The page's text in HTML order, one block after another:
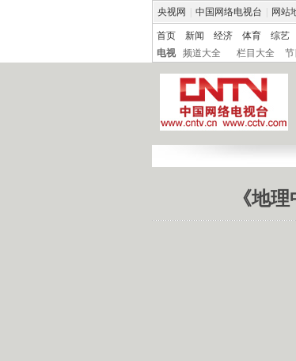
央视网 中国网络电视台 网站
首页 新闻 经济 体育 综艺
电视
频道大全 栏目大全 节
《地